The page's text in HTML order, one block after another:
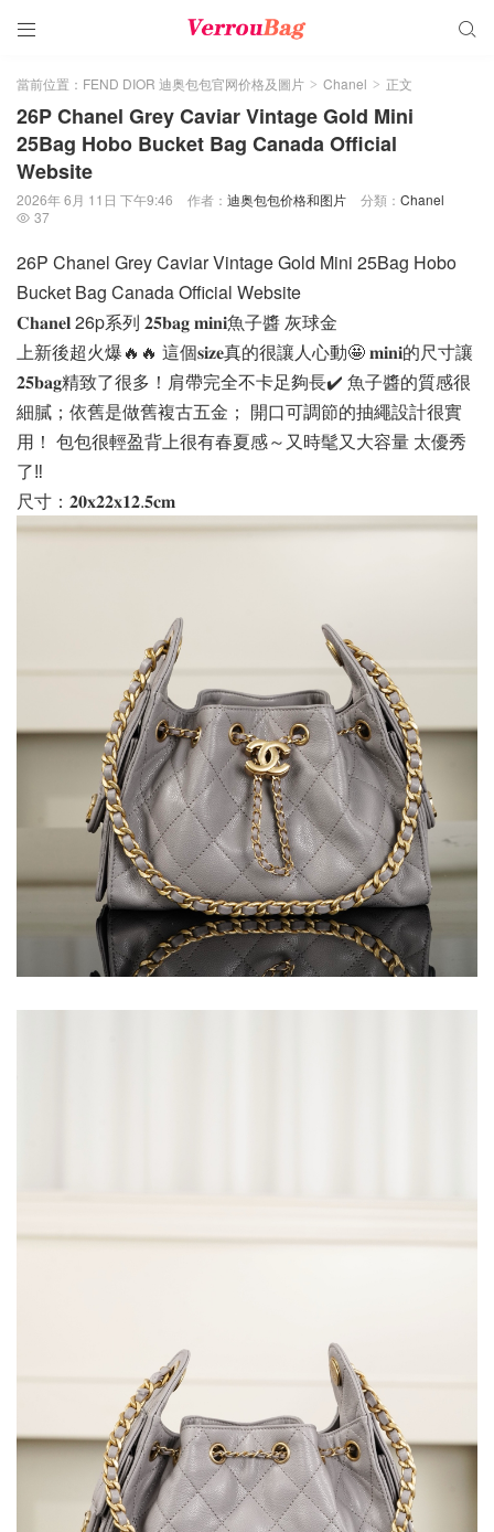
 
當前位置： FEND DIOR 迪奥包包官网价格及圖片 > Chanel > 正文
26P Chanel Grey Caviar Vintage Gold Mini
25Bag Hobo Bucket Bag Canada Official
Website
2026年 6月 11日 下午9:46 作者： 迪奥包包价格和图片 分類： Chanel
 37
26P Chanel Grey Caviar Vintage Gold Mini 25Bag Hobo
Bucket Bag Canada Official Website
𝐂𝐡𝐚𝐧𝐞𝐥 26p系列 𝟐𝟓𝐛𝐚𝐠 𝐦𝐢𝐧𝐢魚子醬 灰球金
上新後超火爆🔥🔥 這個𝐬𝐢𝐳𝐞真的很讓人心動🤩 𝐦𝐢𝐧𝐢的尺寸讓
𝟐𝟓𝐛𝐚𝐠精致了很多！肩帶完全不卡足夠長✔️ 魚子醬的質感很
細膩；依舊是做舊複古五金； 開口可調節的抽繩設計很實
用！ 包包很輕盈背上很有春夏感～又時髦又大容量 太優秀
了‼️
尺寸：𝟐𝟎𝐱𝟐𝟐𝐱𝟏𝟐.𝟓𝐜𝐦